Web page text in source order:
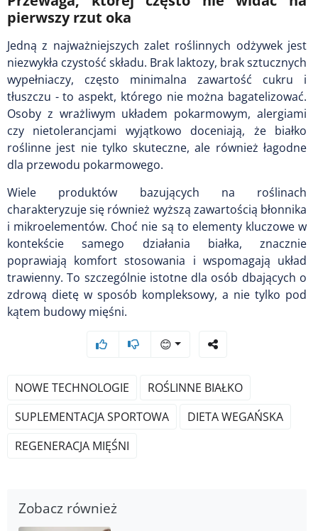
pierwszy rzut oka
Jedną z najważniejszych zalet roślinnych odżywek jest
niezwykła czystość składu. Brak laktozy, brak sztucznych
wypełniaczy, często minimalna zawartość cukru i
tłuszczu - to aspekt, którego nie można bagatelizować.
Osoby z wrażliwym układem pokarmowym, alergiami
czy nietolerancjami wyjątkowo doceniają, że białko
roślinne jest nie tylko skuteczne, ale również łagodne
dla przewodu pokarmowego.
Wiele produktów bazujących na roślinach
charakteryzuje się również wyższą zawartością błonnika
i mikroelementów. Choć nie są to elementy kluczowe w
kontekście samego działania białka, znacznie
poprawiają komfort stosowania i wspomagają układ
trawienny. To szczególnie istotne dla osób dbających o
zdrową dietę w sposób kompleksowy, a nie tylko pod
kątem budowy mięśni.
😊
NOWE TECHNOLOGIE
ROŚLINNE BIAŁKO
SUPLEMENTACJA SPORTOWA
DIETA WEGAŃSKA
REGENERACJA MIĘŚNI
Zobacz również